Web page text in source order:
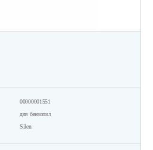
00000001551
для бензопил
Silen